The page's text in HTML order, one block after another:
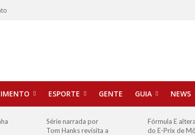
ESPORTE GENTE GUIA NEWS
Série narrada por
Tom Hanks revisita a
Fórmula E
do E-Prix de